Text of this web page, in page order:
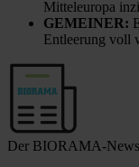
Mitteleuropa
GEMEINER:
Entleerung voll
Der BIORAMA-